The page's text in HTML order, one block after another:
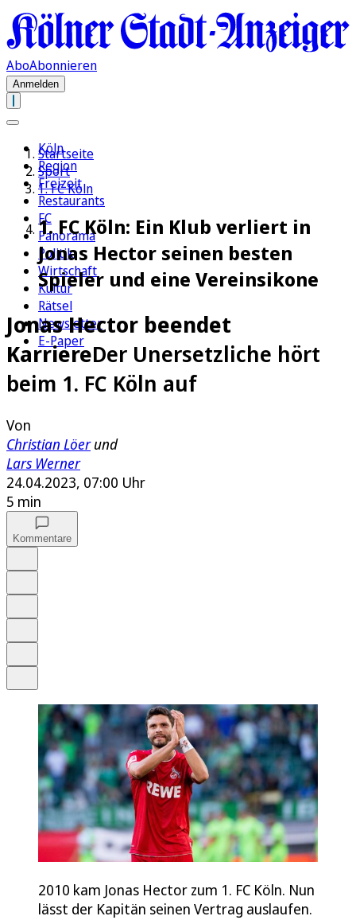
AboAbonnieren
Anmelden
Köln
Region
Freizeit
Restaurants
FC
Panorama
Politik
Wirtschaft
Kultur
Rätsel
Newsletter
E-Paper
Startseite
Sport
1. FC Köln
1. FC Köln: Ein Klub verliert in
Jonas Hector seinen besten
Spieler und eine Vereinsikone
Jonas Hector beendet
KarriereDer Unersetzliche hört
beim 1. FC Köln auf
Von
Christian Löerund
Lars Werner
24.04.2023, 07:00 Uhr
5 min
Kommentare
2010 kam Jonas Hector zum 1. FC Köln. Nun
lässt der Kapitän seinen Vertrag auslaufen.